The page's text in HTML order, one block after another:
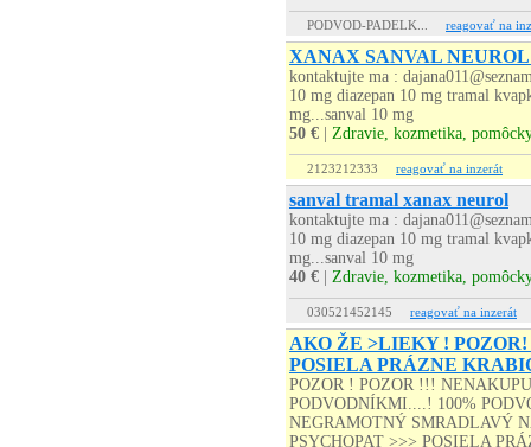
PODVOD-PADELK... reagovať na
XANAX SANVAL
kontaktujte ma :
10 mg diazepan 10 mg tramal
mg...sanval 10 mg
50 €
Zdravie, kozmetika,
2123212333 reagovať na inzerát
sanval tramal xanax neurol
kontaktujte ma :
10 mg diazepan 10 mg tramal
mg...sanval 10 mg
40 €
Zdravie, kozmetika,
030521452145 reagovať na inzerát
AKO ŽE >LIEKY !
POSIELA PRÁZNE
POZOR ! POZOR !!!
PODVODNÍKMI....! 100%
NEGRAMOTNÝ SMRADLAVÝ
PSYCHOPAT >>> POSIELA